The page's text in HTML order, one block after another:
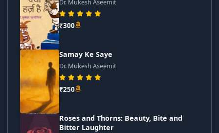
Dr. Mukesh Aseemit
₹300
Samay Ke Saye
Dr. Mukesh Aseemit
₹250
Roses and Thorns: Beauty, Bite and
Bitter Laughter